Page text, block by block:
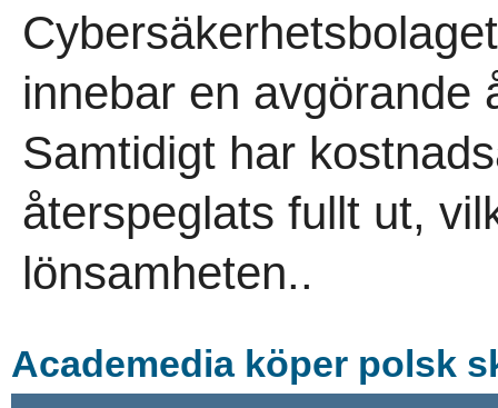
innebar en avgörande
Samtidigt har
återspeglats fullt ut,
lönsamheten..
Academedia köper polsk